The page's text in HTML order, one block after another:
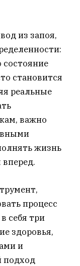
из запоя,
состояние
становится
реальные
важно
жизнь
процесс
себя три
здоровья,
и
подход